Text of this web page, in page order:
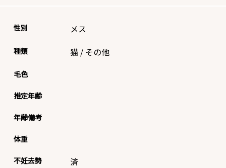
性別 メス
種類 猫 / その他
毛色
推定年齢
年齢備考
体重
不妊去勢 済